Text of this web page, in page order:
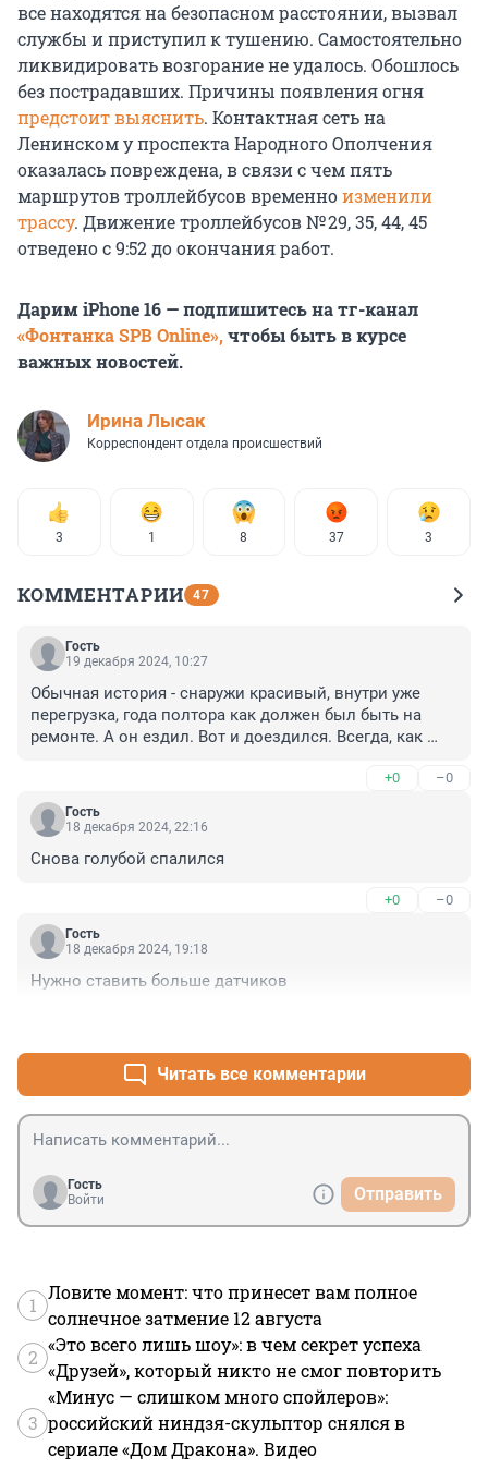
все находятся на безопасном расстоянии, вызвал
службы и приступил к тушению. Самостоятельно
ликвидировать возгорание не удалось. Обошлось
без пострадавших. Причины появления огня
предстоит выяснить. Контактная сеть на
Ленинском у проспекта Народного Ополчения
оказалась повреждена, в связи с чем пять
маршрутов троллейбусов временноизменили
трассу. Движение троллейбусов № 29, 35, 44, 45
отведено с 9:52 до окончания работ.
Дарим iPhone 16 — подпишитесь на тг-канал
«Фонтанка SPB Online»,чтобы быть в курсе
важных новостей.
Ирина Лысак
Корреспондент отдела происшествий
3 1 8 37 3
КОММЕНТАРИИ 47
Гость
19 декабря 2024, 10:27
Обычная история - снаружи красивый, внутри уже
перегрузка, года полтора как должен был быть на
ремонте. А он ездил. Вот и доездился. Всегда, как
или же кузов или моторный отсек начинает скрипеть
сильно при движении или скрипит изначально -
выходите из транспорта и ждите другой. Жизнь
+0 –0
Гость
18 декабря 2024, 22:16
Снова голубой спалился
+0 –0
Гость
18 декабря 2024, 19:18
Нужно ставить больше датчиков
Читать все комментарии
Гость
Войти
Отправить
1
Ловите момент: что принесет вам полное
солнечное затмение 12 августа
2
«Это всего лишь шоу»: в чем секрет успеха
«Друзей», который никто не смог повторить
3
«Минус — слишком много спойлеров»:
российский ниндзя-скульптор снялся в
сериале «Дом Дракона». Видео